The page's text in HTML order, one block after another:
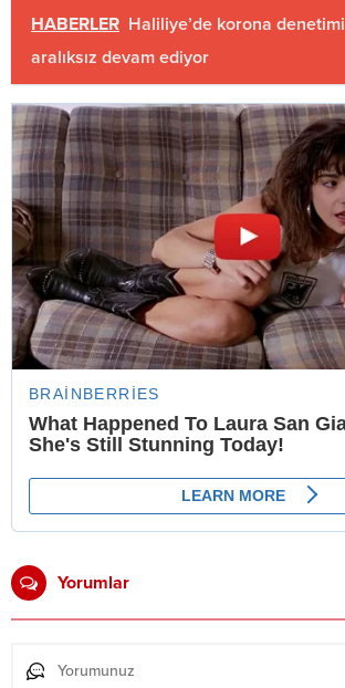
HABERLER Haliliye’de korona denetimi
aralıksız devam ediyor
Yorumlar